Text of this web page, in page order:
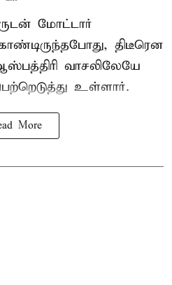
மோட்டார்
திடீரென
வாசலிலேயே
உள்ளார்.
More